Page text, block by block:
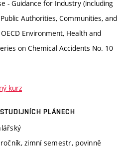
- Guidance for Industry (including
Authorities, Communities, and
Environment, Health and
on Chemical Accidents No. 10
kurz
PLÁNECH
zimní semestr, povinně